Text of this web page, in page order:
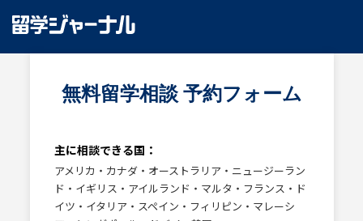
無料留学相談 予約フォーム​
主に相談できる国：
アメリカ・カナダ・オーストラリア・ニュージーラン
ド・イギリス・アイルランド・マルタ・フランス・ド
イツ・イタリア・スペイン・フィリピン・マレーシ